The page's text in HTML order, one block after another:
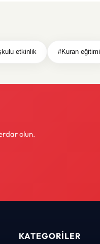
etkinlik #Kuran eğitimi
olun.
KATEGORILER